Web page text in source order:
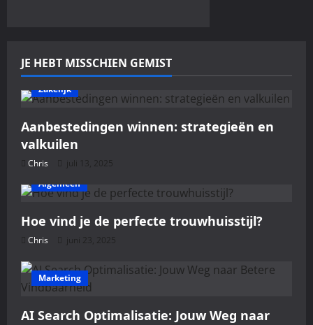
t
i
e
JE HEBT MISSCHIEN GEMIST
Zakelijk
Aanbestedingen winnen: strategieën en
valkuilen
Chris
juli 13, 2025
Algemeen
Hoe vind je de perfecte trouwhuisstijl?
Chris juni 23, 2025
Marketing
AI Search Optimalisatie: Jouw Weg naar